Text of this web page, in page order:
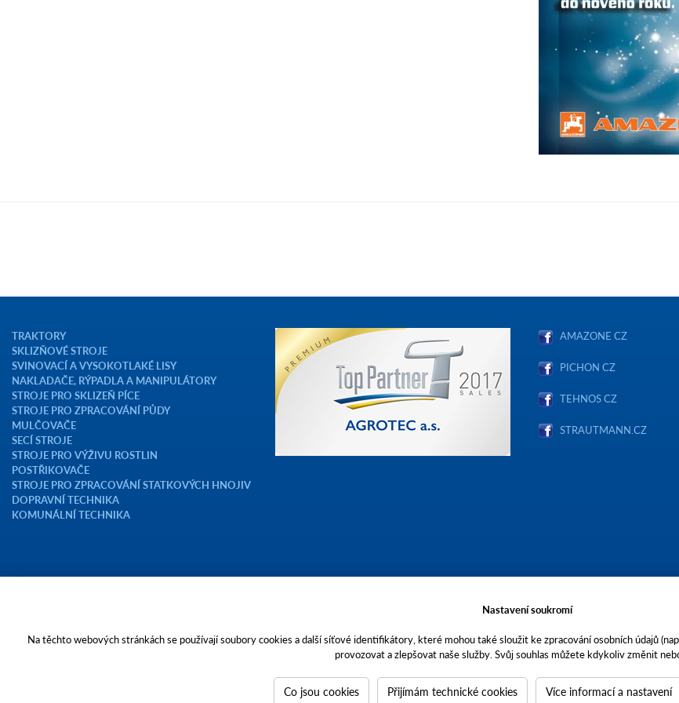
TRAKTORY
SKLIZŇOVÉ STROJE
SVINOVACÍ A VYSOKOTLAKÉ LISY
NAKLADAČE, RÝPADLA A MANIPULÁTORY
STROJE PRO SKLIZEŇ PÍCE
STROJE PRO ZPRACOVÁNÍ PŮDY
MULČOVAČE
SECÍ STROJE
STROJE PRO VÝŽIVU ROSTLIN
POSTŘIKOVAČE
STROJE PRO ZPRACOVÁNÍ STATKOVÝCH HNOJIV
DOPRAVNÍ TECHNIKA
KOMUNÁLNÍ TECHNIKA
AMAZONE CZ
PICHON CZ
TEHNOS CZ
STRAUTMANN.CZ
Toto jsou internetové stránky společnosti AGROTEC a. s., se sídlem v Hustopečích, Brněnská 74, PSČ 69301, IČO 00544957,
zapsané v OR vedeném Krajským soudem v Brně, oddíl B, vložka 138. Společnost AGROTEC a.s. je členem koncernu AGROFERT řízeného společností
IČO 26185610, se sídlem na adrese Pyšelská 2327/2, Chodov, 149 00 Praha 4.
Nastavení soukromí
Na těchto webových stránkách se používají soubory cookies a další síťové identifikátory, které mohou také sloužit ke zpracování osobních údajů
provozovat a zlepšovat naše služby. Svůj souhlas můžete kdykoliv změnit
Co jsou cookies Přijímám technické cookies Více informací a nastavení